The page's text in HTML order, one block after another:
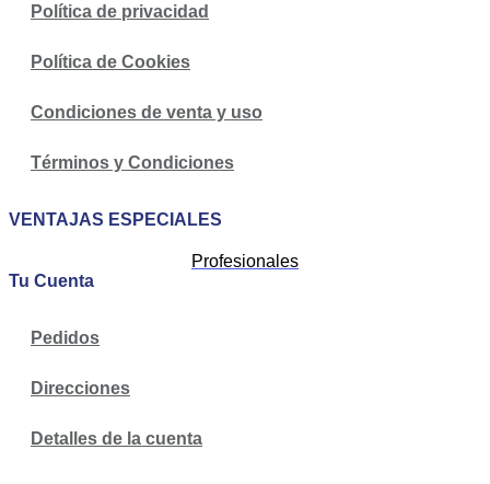
Política de privacidad
Política de Cookies
Condiciones de venta y uso
Términos y Condiciones
VENTAJAS ESPECIALES
Profesionales
Tu Cuenta
Pedidos
Direcciones
Detalles de la cuenta